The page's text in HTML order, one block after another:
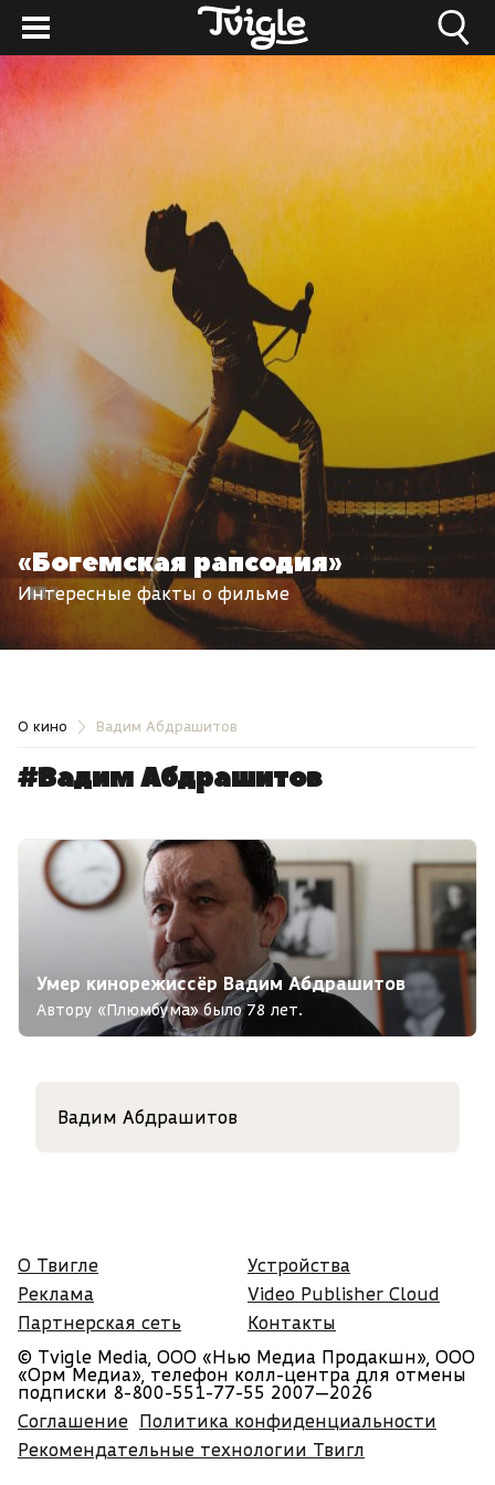
«Богемская рапсодия»
Интересные факты о фильме
О кино Вадим Абдрашитов
#Вадим Абдрашитов
Умер кинорежиссёр Вадим Абдрашитов
Автору «Плюмбума» было 78 лет.
Вадим Абдрашитов
О Твигле
Устройства
Реклама
Video Publisher Cloud
Партнерская сеть
Контакты
© Tvigle Media, ООО «Нью Медиа Продакшн», ООО
«Орм Медиа», телефон колл-центра для отмены
подписки 8-800-551-77-55 2007—2026
Соглашение Политика конфиденциальности
Рекомендательные технологии Твигл